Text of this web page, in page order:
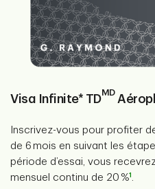
Visa Infinite* TDMD
​​​Inscrivez-vous pour profiter
de 6 mois en suivant les
période d’essai, vous
mensuel continu de 20 %1